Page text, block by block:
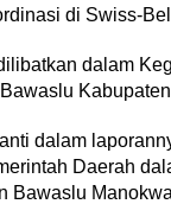
di Swiss-
dalam
dalam
Daerah
Bawaslu